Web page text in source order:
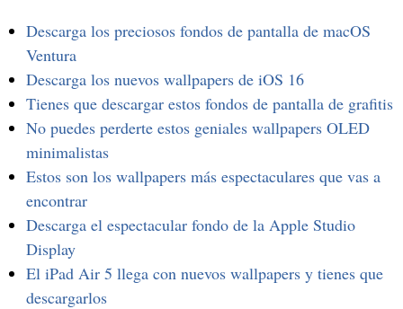
Descarga los preciosos fondos de pantalla de macOS
Ventura
Descarga los nuevos wallpapers de iOS 16
Tienes que descargar estos fondos de pantalla de grafitis
No puedes perderte estos geniales wallpapers OLED
minimalistas
Estos son los wallpapers más espectaculares que vas a
encontrar
Descarga el espectacular fondo de la Apple Studio
Display
El iPad Air 5 llega con nuevos wallpapers y tienes que
descargarlos